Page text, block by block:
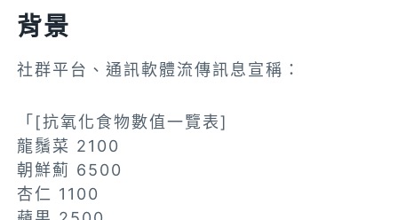
背景
社群平台、通訊軟體流傳訊息宣稱：
「[抗氧化食物數值一覽表]
龍鬚菜 2100
朝鮮薊 6500
杏仁 1100